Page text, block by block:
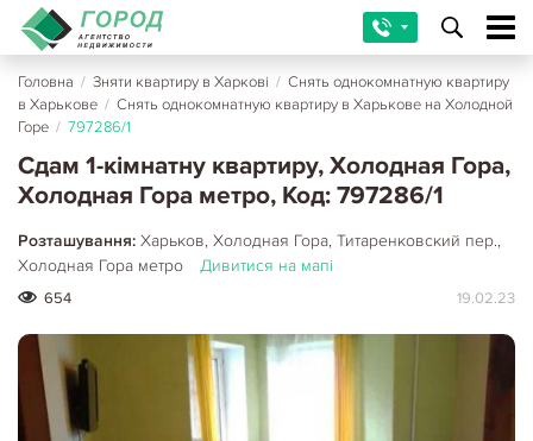
Головна / Зняти квартиру в Харкові / Снять однокомнатную квартиру
в Харькове / Снять однокомнатную квартиру в Харькове на Холодной
Горе / 797286/1
Сдам 1-кімнатну квартиру, Холодная Гора,
Холодная Гора метро, Код: 797286/1
Розташування: Харьков, Холодная Гора, Титаренковский пер.,
Холодная Гора метро
Дивитися на мапі
654 19.02.23